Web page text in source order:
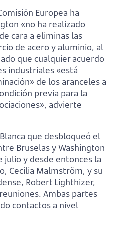
Europea ha
«no ha realizado
cara a eliminas las
de acero y aluminio, al
que cualquier acuerdo
industriales «está
de los aranceles a
previa para la
advierte
que desbloqueó el
Bruselas y Washington
julio y desde entonces la
Cecilia Malmström, y su
Robert Lighthizer,
Ambas partes
contactos a nivel